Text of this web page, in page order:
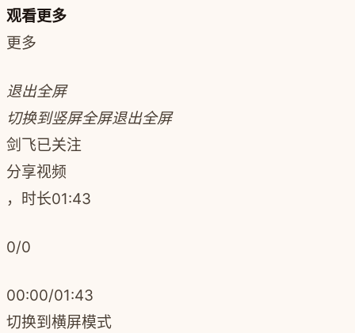
观看更多
更多
退出全屏
切换到竖屏全屏退出全屏
剑飞已关注
分享视频
，时长01:43
0/0
00:00/01:43
切换到横屏模式